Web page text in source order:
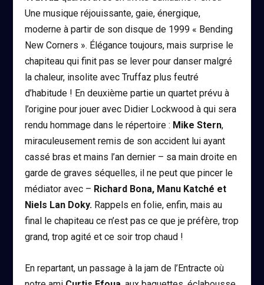
Une musique réjouissante, gaie, énergique,
moderne à partir de son disque de 1999 « Bending
New Corners ». Élégance toujours, mais surprise le
chapiteau qui finit pas se lever pour danser malgré
la chaleur, insolite avec Truffaz plus feutré
d’habitude ! En deuxième partie un quartet prévu à
l’origine pour jouer avec Didier Lockwood à qui sera
rendu hommage dans le répertoire : Mike Stern,
miraculeusement remis de son accident lui ayant
cassé bras et mains l’an dernier – sa main droite en
garde de graves séquelles, il ne peut que pincer le
médiator avec – Richard Bona, Manu Katché et
Niels Lan Doky. Rappels en folie, enfin, mais au
final le chapiteau ce n’est pas ce que je préfère, trop
grand, trop agité et ce soir trop chaud !
En repartant, un passage à la jam de l’Entracte où